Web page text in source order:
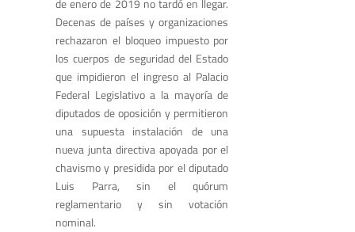
de enero de 2019 no tardó en llegar.
Decenas de países y organizaciones
rechazaron el bloqueo impuesto por
los cuerpos de seguridad del Estado
que impidieron el ingreso al Palacio
Federal Legislativo a la mayoría de
diputados de oposición y permitieron
una supuesta instalación de una
nueva junta directiva apoyada por el
chavismo y presidida por el diputado
Luis Parra, sin el quórum
reglamentario y sin votación
nominal.